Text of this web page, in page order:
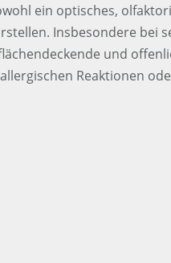
ein optisches,
Insbesondere bei
und
Reaktionen